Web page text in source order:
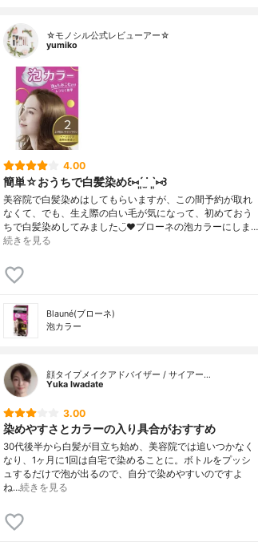
☆モノシル公式レビューアー☆
yumiko
4.00
簡単☆おうちで白髪染め꒰⑅ˊ͈ ˙̫ ˋ͈⑅꒱
美容院で白髪染めはしてもらいますが、この間予約が取れ
なくて、でも、生え際の白い毛が気になって、初めておう
ちで白髪染めしてみました◡̈♥︎ブローネの泡カラーにしま…
続きを見る
Blauné(ブローネ)
泡カラー
顔タイプメイクアドバイザー / サイアー…
Yuka Iwadate
3.00
染めやすさとカラーの入り具合がおすすめ
30代後半から白髪が目立ち始め、美容院では追いつかなく
なり、1ヶ月に1回は自宅で染めることに。ボトルをプッシ
ュするだけで泡が出るので、自分で染めやすいのですよ
ね…続きを見る